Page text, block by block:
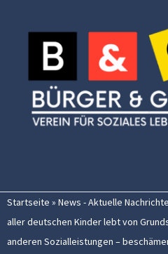
Inhalt
springen
Startseite » News - Aktuelle
aller deutschen Kinder lebt von
anderen Sozialleistungen –